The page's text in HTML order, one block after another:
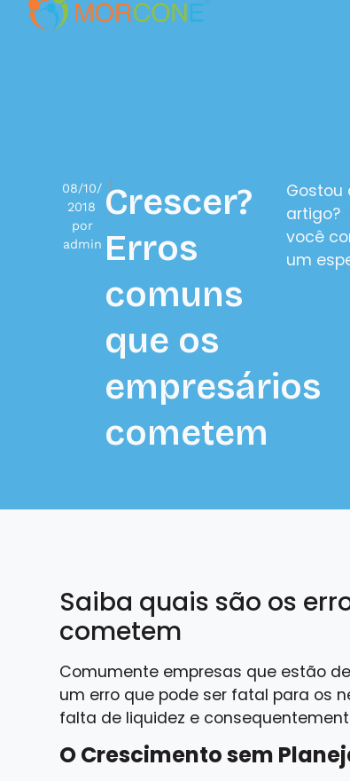
08/10/
2018
por
admin
Crescer?
Erros
comuns
que os
empresários
cometem
Gostou
artigo?
você
um
Saiba quais são os
cometem
Comumente empresas que estão
um erro que pode ser fatal para os
falta de liquidez e
O Crescimento sem